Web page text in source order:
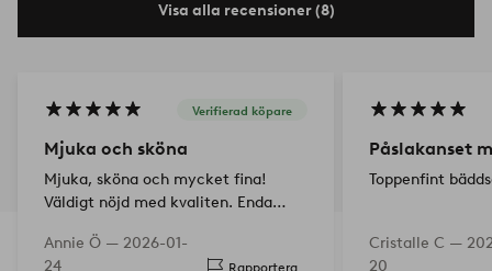
Visa alla recensioner (8)
Verifierad köpare
Mjuka och sköna
Mjuka, sköna och mycket fina!
Väldigt nöjd med kvaliten. Enda
örngott till kuddarna, så de glider
Annie Ö — 2026-01-
24
Rapportera
Påslakanset
Toppenfint
Cristalle C —
20